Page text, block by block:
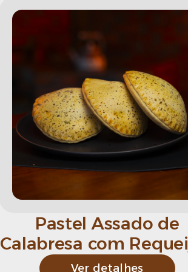
Pastel Assado de
Calabresa com
Ver detalhes